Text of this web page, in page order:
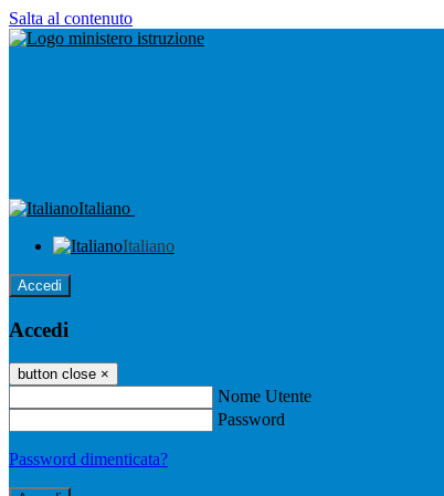
Salta al contenuto
Italiano
Italiano
Accedi
Accedi
button close ×
Nome Utente
Password
Password dimenticata?